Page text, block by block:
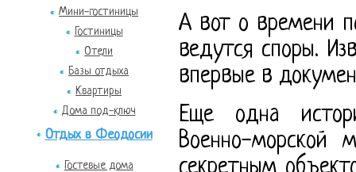
Мини-гостиницы
Гостиницы
Отели
Базы отдыха
Квартиры
Дома под-ключ
Отдых в Феодосии
Гостевые дома
А вот о времени
ведутся споры.
впервые в
Еще одна
Военно-морской